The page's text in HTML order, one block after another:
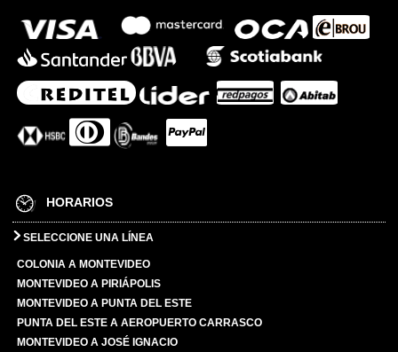
HORARIOS
SELECCIONE UNA LÍNEA
COLONIA A MONTEVIDEO
MONTEVIDEO A PIRIÁPOLIS
MONTEVIDEO A PUNTA DEL ESTE
PUNTA DEL ESTE A AEROPUERTO CARRASCO
MONTEVIDEO A JOSÉ IGNACIO